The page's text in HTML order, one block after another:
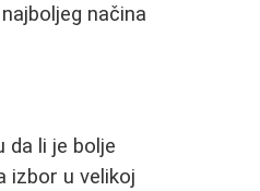
načina
da li je bolje
izbor u velikoj